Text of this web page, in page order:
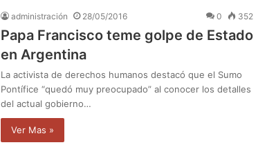
administración 28/05/2016 0 352
Papa Francisco teme golpe de Estado
en Argentina
La activista de derechos humanos destacó que el Sumo
Pontífice “quedó muy preocupado” al conocer los detalles
del actual gobierno…
Ver Mas »